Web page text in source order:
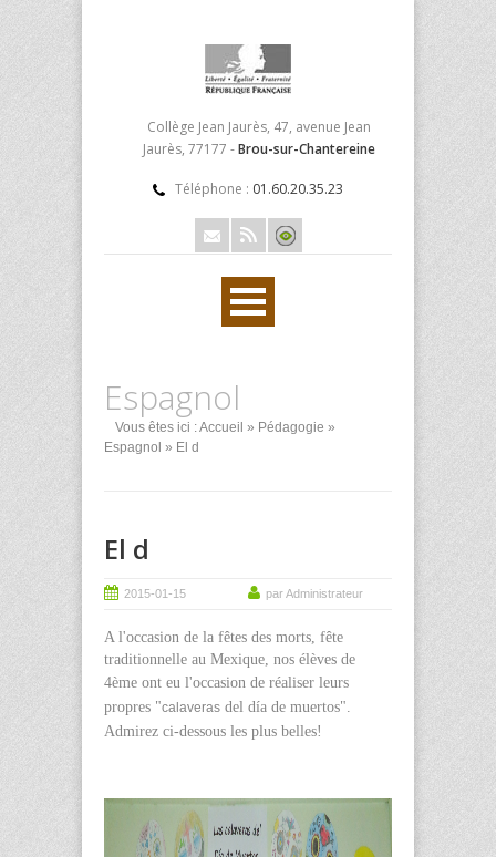
Collège Jean Jaurès, 47, avenue Jean
Jaurès, 77177 -Brou-sur-Chantereine
Téléphone : 01.60.20.35.23
Espagnol
Vous êtes ici :Accueil » Pédagogie »
Espagnol » El d
El d
2015-01-15 par Administrateur
A l'occasion de la fêtes des morts, fête
traditionnelle au Mexique, nos élèves de
4ème ont eu l'occasion de réaliser leurs
propres "calaveras del día de muertos".
Admirez ci-dessous les plus belles!